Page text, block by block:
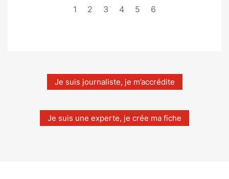
1 2 3 4 5 6
Je suis journaliste, je m’accrédite
Je suis une experte, je crée ma fiche